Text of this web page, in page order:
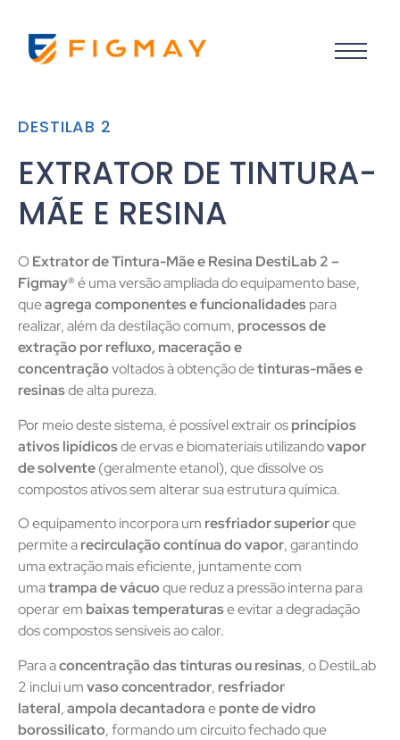
DESTILAB 2
EXTRATOR DE TINTURA-
MÃE E RESINA
OExtrator de Tintura-Mãe e Resina DestiLab 2 –
Figmay®é uma versão ampliada do equipamento base,
queagrega componentes e funcionalidadespara
realizar, além da destilação comum, processos de
extração por refluxo, maceração e
concentraçãovoltados à obtenção detinturas-mães e
resinasde alta pureza.
Por meio deste sistema, é possível extrair osprincípios
ativos lipídicosde ervas e biomateriais utilizandovapor
de solvente(geralmente etanol), que dissolve os
compostos ativos sem alterar sua estrutura química.
O equipamento incorpora um resfriador superiorque
permite arecirculação contínua do vapor, garantindo
uma extração mais eficiente, juntamente com
umatrampa de vácuoque reduz a pressão interna para
operar em baixas temperaturase evitar a degradação
dos compostos sensíveis ao calor.
Para aconcentração das tinturas ou resinas, o DestiLab
2 inclui umvaso concentrador, resfriador
lateral,ampola decantadoraeponte de vidro
borossilicato, formando um circuito fechado que